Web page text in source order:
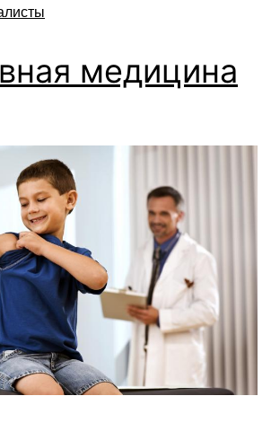
медицина